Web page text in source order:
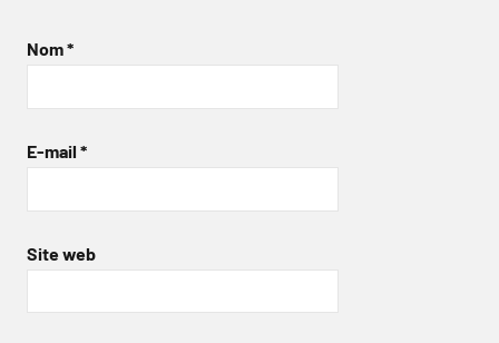
Nom*
E-mail *
Site web